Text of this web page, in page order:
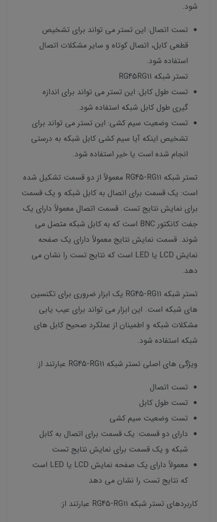
شود.
تست اتصال: این تستر می تواند برای تشخیص
قطعی کابل، اتصال کوتاه و سایر مشکلات اتصال
استفاده شود.
تستر شبکه RG45RG11
تست طول کابل: این تستر می تواند برای اندازه
گیری طول کابل شبکه استفاده شود.
تست وضعیت سیم کشی: این تستر می تواند برای
تشخیص اینکه آیا سیم کشی کابل شبکه به درستی
انجام شده است یا خیر استفاده شود.
تستر شبکه RG45-RG11 معمولاً از دو قسمت تشکیل شده
است: یک قسمت برای اتصال به کابل شبکه و یک قسمت
برای نمایش نتایج تست. قسمت اتصال معمولاً دارای یک
جفت کانکتور BNC است که به کابل شبکه متصل می
شوند. قسمت نمایش نتایج معمولاً دارای یک صفحه
نمایش LCD یا LED است که نتایج تست را نشان می
دهد.
تستر شبکه RG45-RG11 یک ابزار ضروری برای تکنسین
های شبکه است. این ابزار می تواند برای عیب یابی
مشکلات شبکه و اطمینان از عملکرد صحیح کابل های
شبکه استفاده شود.
ویژگی های اصلی تستر شبکه RG45-RG11 عبارتند از:
تست اتصال
تست طول کابل
تست وضعیت سیم کشی
دارای دو قسمت: یک قسمت برای اتصال به کابل
شبکه و یک قسمت برای نمایش نتایج تست
معمولاً دارای یک صفحه نمایش LCD یا LED است
که نتایج تست را نشان می دهد
کاربردهای تستر شبکه RG45-RG11 عبارتند از: